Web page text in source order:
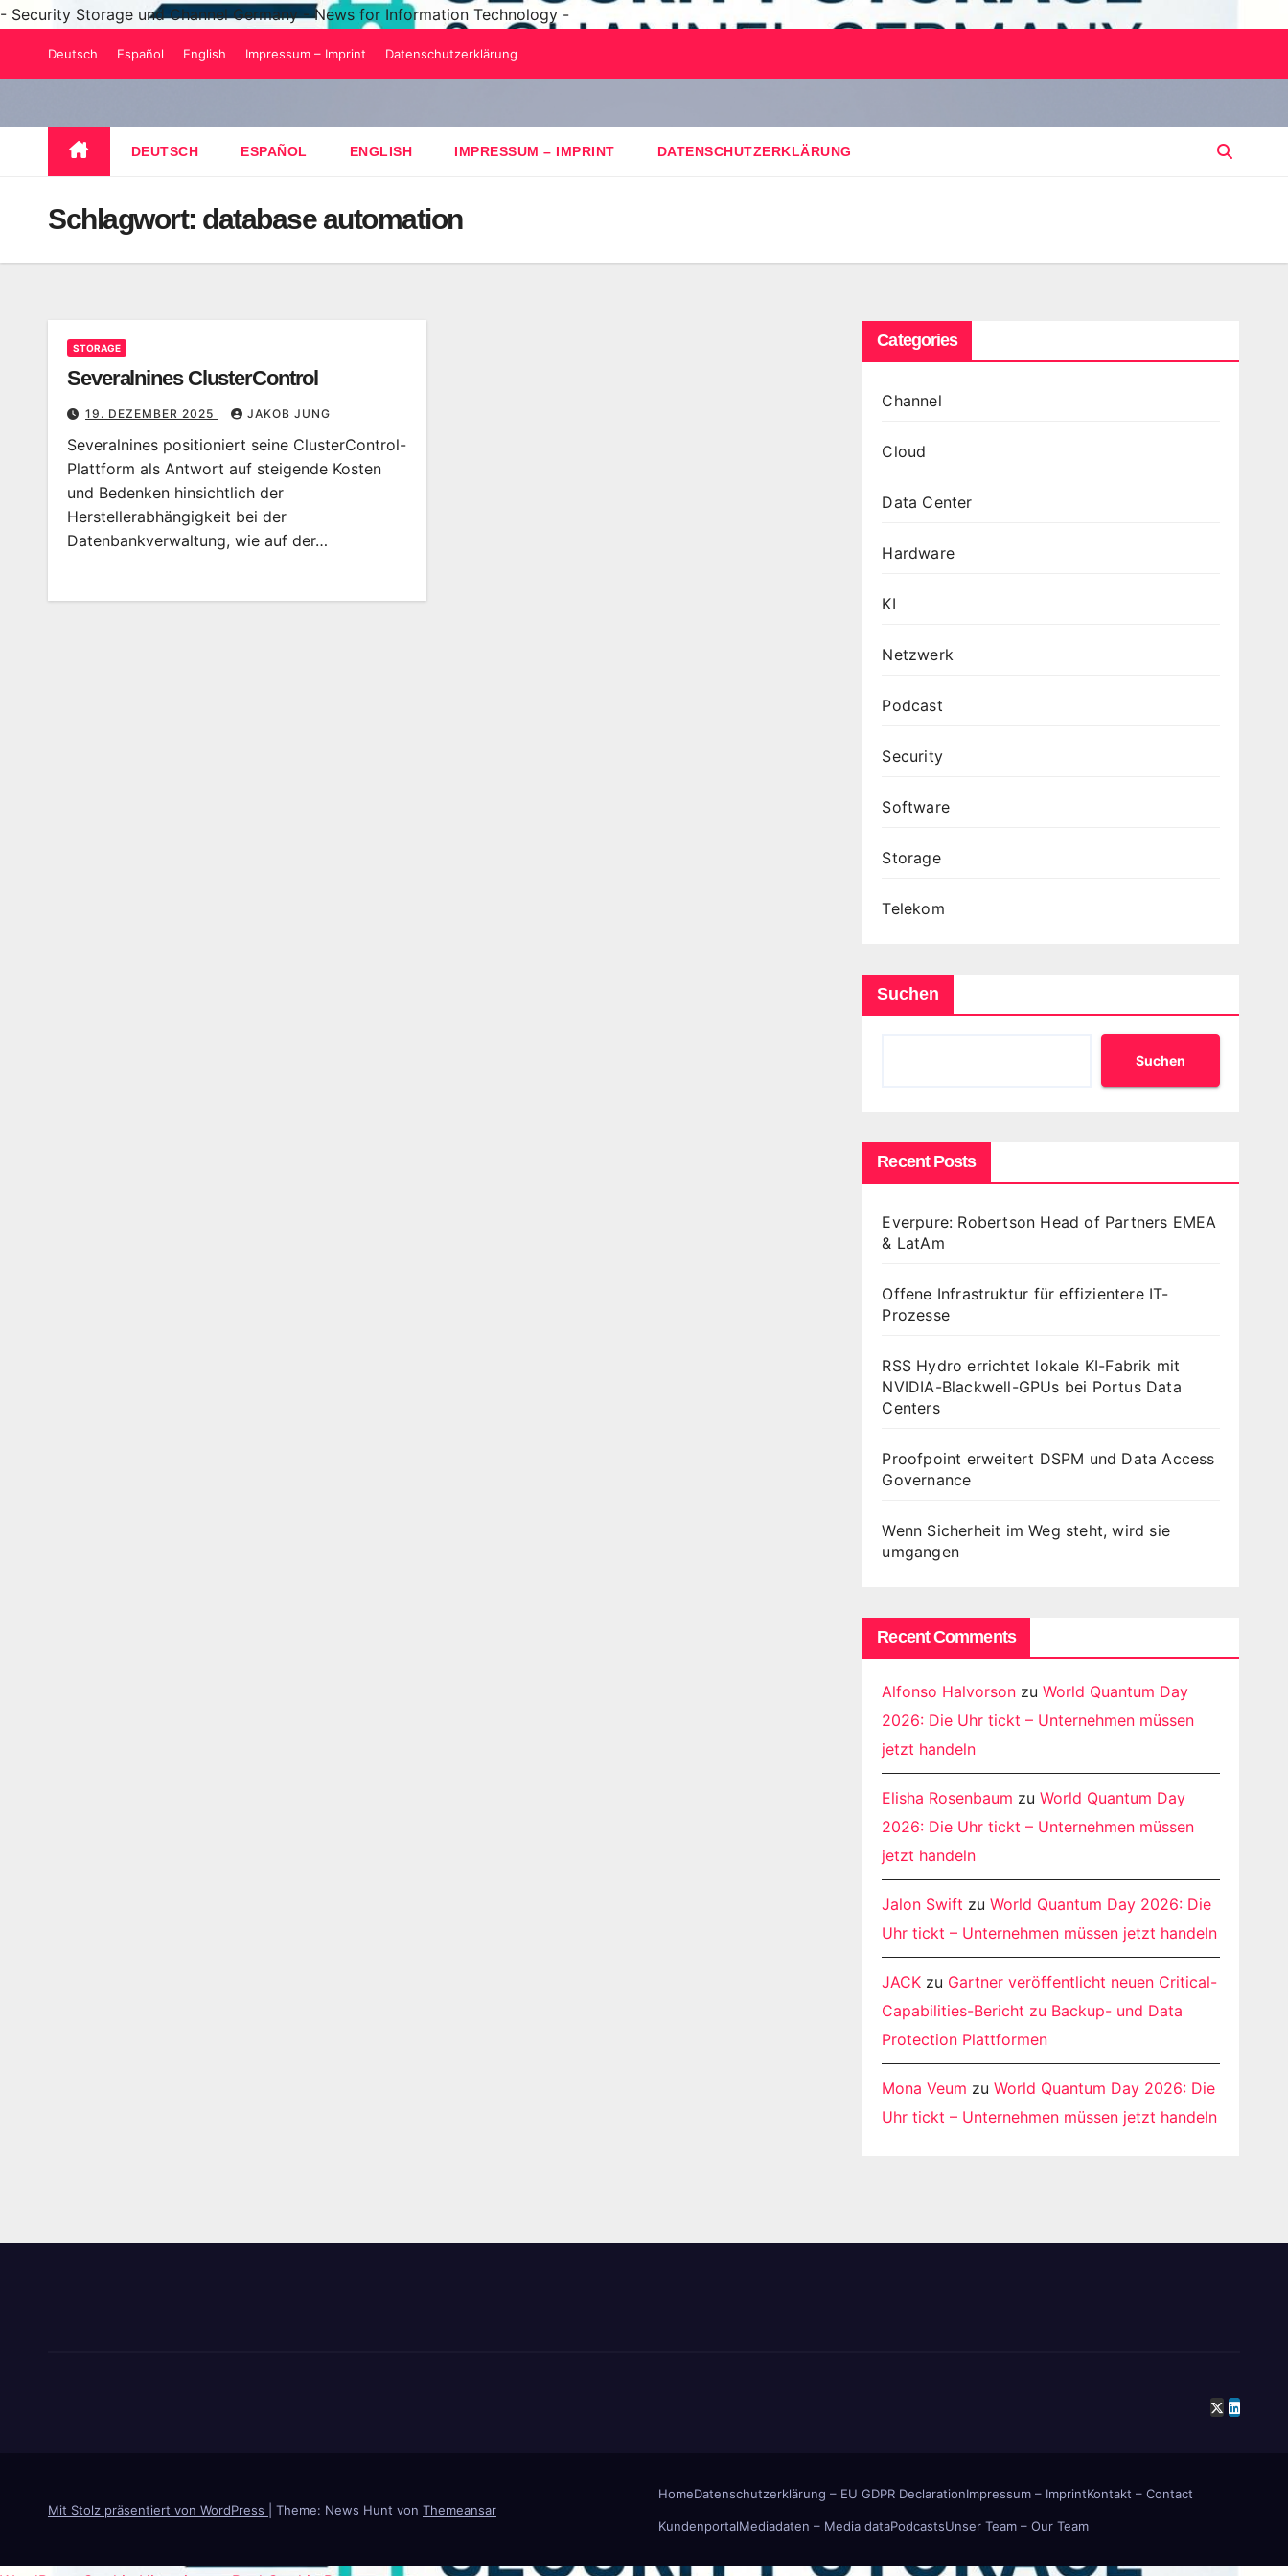
- Security Storage und Channel Germany - News for Information Technology -
Deutsch Español English Impressum – Imprint Datenschutzerklärung
DEUTSCH ESPAÑOL ENGLISH IMPRESSUM – IMPRINT DATENSCHUTZERKLÄRUNG
Schlagwort: database automation
STORAGE
Severalnines ClusterControl
19. DEZEMBER 2025 JAKOB JUNG
Severalnines positioniert seine ClusterControl-
Plattform als Antwort auf steigende Kosten
und Bedenken hinsichtlich der
Herstellerabhängigkeit bei der
Datenbankverwaltung, wie auf der…
Categories
Channel
Cloud
Data Center
Hardware
KI
Netzwerk
Podcast
Security
Software
Storage
Telekom
Suchen
Suchen
Recent Posts
Everpure: Robertson Head of Partners EMEA
& LatAm
Offene Infrastruktur für effizientere IT-
Prozesse
RSS Hydro errichtet lokale KI-Fabrik mit
NVIDIA-Blackwell-GPUs bei Portus Data
Centers
Proofpoint erweitert DSPM und Data Access
Governance
Wenn Sicherheit im Weg steht, wird sie
umgangen
Recent Comments
Alfonso Halvorson zuWorld Quantum Day
2026: Die Uhr tickt – Unternehmen müssen
jetzt handeln
Elisha Rosenbaum zuWorld Quantum Day
2026: Die Uhr tickt – Unternehmen müssen
jetzt handeln
Jalon Swift zuWorld Quantum Day 2026: Die
Uhr tickt – Unternehmen müssen jetzt handeln
JACK zu Gartner veröffentlicht neuen Critical-
Capabilities-Bericht zu Backup- und Data
Protection Plattformen
Mona Veum zuWorld Quantum Day 2026: Die
Uhr tickt – Unternehmen müssen jetzt handeln
Mit Stolz präsentiert von WordPress Theme: News Hunt von Themeansar
HomeDatenschutzerklärung – EU GDPR DeclarationImpressum – ImprintKontakt – Contact
KundenportalMediadaten – Media dataPodcastsUnser Team – Our Team